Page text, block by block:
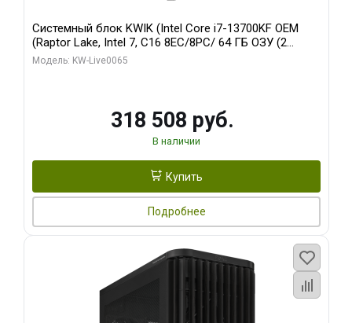
Системный блок KWIK (Intel Core i7-13700KF OEM
(Raptor Lake, Intel 7, C16 8EC/8PC/ 64 ГБ ОЗУ (2
модуля)/ ASUS RTX5080 PROART OC 16GB GDDR7
Модель: KW-Live0065
318 508 руб.
В наличии
Купить
Подробнее